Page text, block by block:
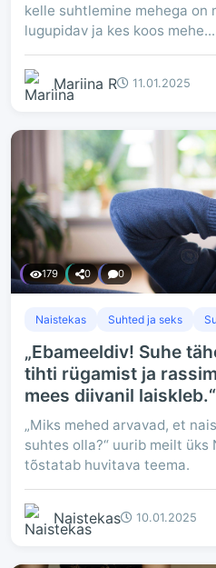
kelle suhtlemine mehega on
lugupidav ja kes koos mehe...
Mariina R 11.01.2025
179 0 0
Naistekas Suhted ja seks
„Ebameeldiv! Suhe
tihti rügamist ja
mees diivanil laiskleb.“
„Miks mehed arvavad, et
suhtes olla?“ uurib meilt üks
tõstatab huvitava teema.
Naistekas 10.01.2025